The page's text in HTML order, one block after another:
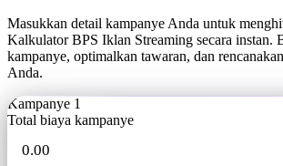
Masukkan detail kampanye Anda untuk
Kalkulator BPS Iklan Streaming secara instan.
kampanye, optimalkan tawaran, dan
Anda.
Kampanye 1
Total biaya kampanye